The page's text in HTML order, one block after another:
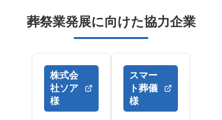
葬祭業発展に向けた協力企業
株式会
社ソア
様
スマー
ト葬儀
様